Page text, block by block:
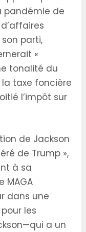
pandémie de
parti,
«
tonalité du
la taxe foncière
l’impôt sur
de Jackson
de Trump »,
à sa
MAGA
dans une
les
a un